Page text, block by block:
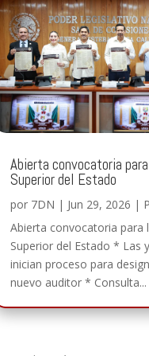
Abierta convocatoria
Superior del Estado
por 7DN | Jun 29, 2026 |
Abierta convocatoria para
Superior del Estado * Las
inician proceso para
nuevo auditor * Consulta...